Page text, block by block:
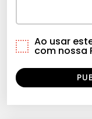
Ao usar
com nossa